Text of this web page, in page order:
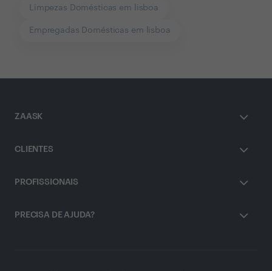
Limpezas Domésticas em lisboa
Empregadas Domésticas em lisboa
ZAASK
CLIENTES
PROFISSIONAIS
PRECISA DE AJUDA?